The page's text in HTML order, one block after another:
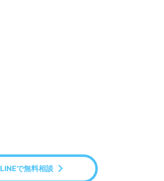
LINEで無料相談